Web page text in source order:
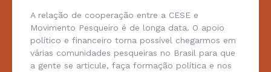
A relação de cooperação entre a CESE e
Movimento Pesqueiro é de longa data. O apoio
político e financeiro torna possível chegarmos em
várias comunidades pesqueiras no Brasil para que
a gente se articule, faça formação política e nos